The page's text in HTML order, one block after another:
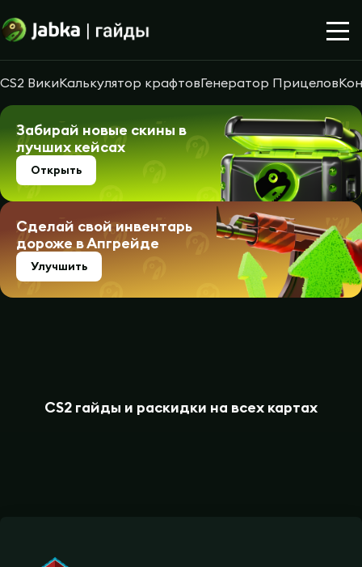
CS2 ВикиКалькулятор крафтовГенератор Прицелов
Забирай новые скины в
лучших кейсах
Открыть
Сделай свой инвентарь
дороже в Апгрейде
Улучшить
CS2 гайды и раскидки на всех картах